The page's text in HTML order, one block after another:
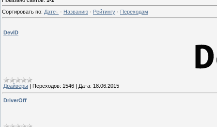
Сортировать по: Дате · Названию · Рейтингу · Переходам
DevID
Драйверы | Переходов: 1546 | Дата: 18.06.2015
DriverOff